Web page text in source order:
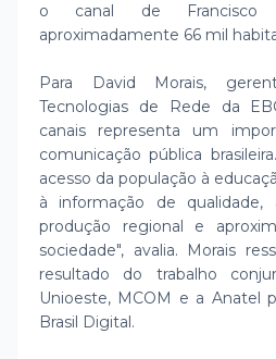
o canal de Francisco
aproximadamente 66 mil
Para David Morais,
Tecnologias de Rede da
canais representa um
comunicação pública
acesso da população à
à informação de
produção regional e
sociedade", avalia. Morais
resultado do trabalho
Unioeste, MCOM e a Anatel
Brasil Digital.